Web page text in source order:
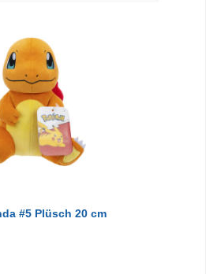
#5 Plüsch 20 cm